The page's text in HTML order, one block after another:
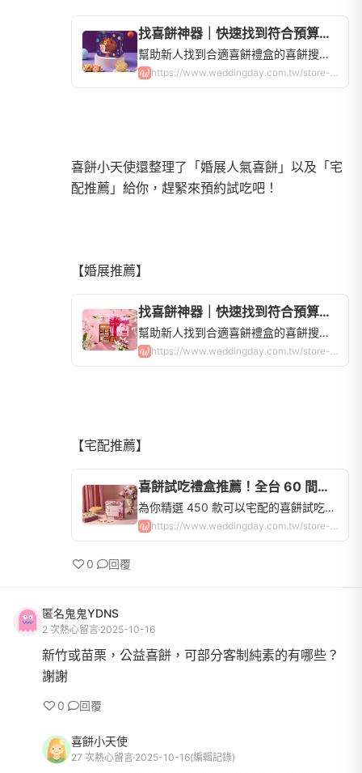
找喜餅神器｜快速找到符合預算的喜餅禮盒，全台喜餅品牌查詢 | WeddingDay好婚市集
幫助新人找到合適喜餅禮盒的喜餅搜尋器！全台60間喜餅店，中式、西式、法式、日式禮盒，手工餅乾蛋糕超多選擇，讓你快速比價、申請試吃！
喜餅小天使還整理了「婚展人氣喜餅」以及「宅
配推薦」給你，趕緊來預約試吃吧！
【婚展推薦】
找喜餅神器｜快速找到符合預算的喜餅禮盒，全台喜餅品牌查詢 | WeddingDay好婚市集
幫助新人找到合適喜餅禮盒的喜餅搜尋器！全台60間喜餅店，中式、西式、法式、日式禮盒，手工餅乾蛋糕超多選擇，讓你快速比價、申請試吃！
【宅配推薦】
喜餅試吃禮盒推薦！全台 60 間喜餅試吃宅配 | WeddingDay好婚市集
為你精選 450 款可以宅配的喜餅試吃禮盒，口袋名單都幫你整理好了，一次預約完所有喜餅試吃，不用再一個一個慢慢找！
0 回覆
匿名鬼鬼YDNS
2 次熱心留言 2025-10-16
新竹或苗栗，公益喜餅，可部分客制純素的有哪些？
謝謝
0 回覆
喜餅小天使
27 次熱心留言 2025-10-16(編輯記錄)